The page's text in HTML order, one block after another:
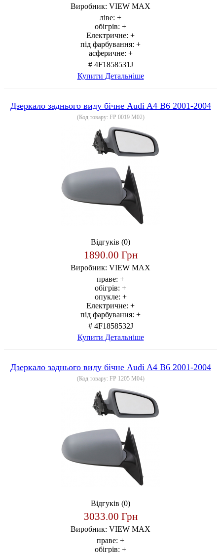
Виробник: VIEW MAX
ліве: +
обігрів: +
Електричне: +
під фарбування: +
асферичне: +
# 4F1858531J
Купити Детальніше
Дзеркало заднього виду бічне Audi A4 B6 2001-2004
(Код товару: FP 0019 M02)
Відгуків (0)
1890.00 Грн
Виробник: VIEW MAX
праве: +
обігрів: +
опукле: +
Електричне: +
під фарбування: +
# 4F1858532J
Купити Детальніше
Дзеркало заднього виду бічне Audi A4 B6 2001-2004
(Код товару: FP 1205 M04)
Відгуків (0)
3033.00 Грн
Виробник: VIEW MAX
праве: +
обігрів: +